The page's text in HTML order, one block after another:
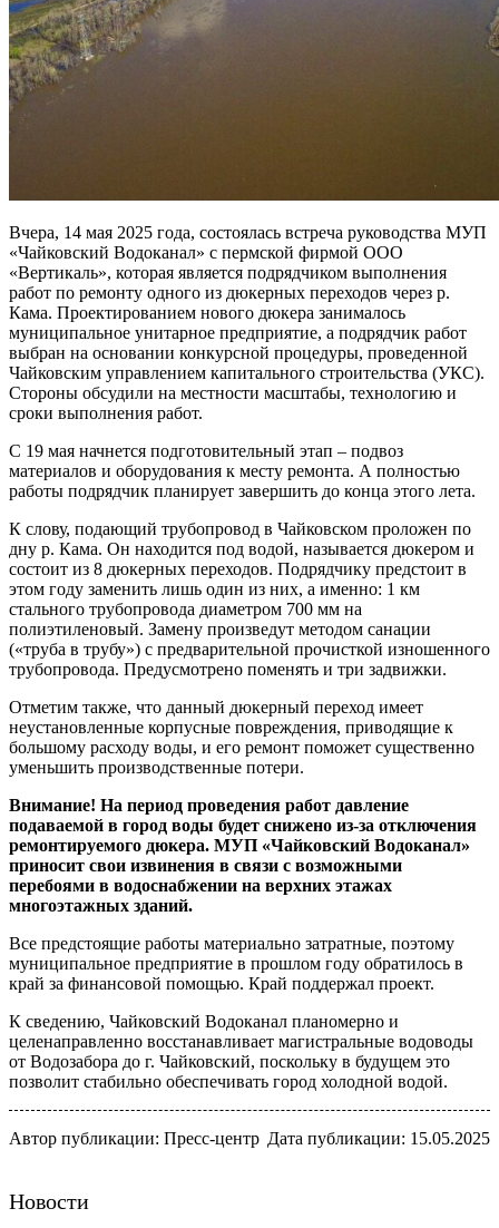
Вчера, 14 мая 2025 года, состоялась встреча руководства МУП
«Чайковский Водоканал» с пермской фирмой ООО
«Вертикаль», которая является подрядчиком выполнения
работ по ремонту одного из дюкерных переходов через р.
Кама. Проектированием нового дюкера занималось
муниципальное унитарное предприятие, а подрядчик работ
выбран на основании конкурсной процедуры, проведенной
Чайковским управлением капитального строительства (УКС).
Стороны обсудили на местности масштабы, технологию и
сроки выполнения работ.
С 19 мая начнется подготовительный этап – подвоз
материалов и оборудования к месту ремонта. А полностью
работы подрядчик планирует завершить до конца этого лета.
К слову, подающий трубопровод в Чайковском проложен по
дну р. Кама. Он находится под водой, называется дюкером и
состоит из 8 дюкерных переходов. Подрядчику предстоит в
этом году заменить лишь один из них, а именно: 1 км
стального трубопровода диаметром 700 мм на
полиэтиленовый. Замену произведут методом санации
(«труба в трубу») с предварительной прочисткой изношенного
трубопровода. Предусмотрено поменять и три задвижки.
Отметим также, что данный дюкерный переход имеет
неустановленные корпусные повреждения, приводящие к
большому расходу воды, и его ремонт поможет существенно
уменьшить производственные потери.
Внимание! На период проведения работ давление
подаваемой в город воды будет снижено из-за отключения
ремонтируемого дюкера. МУП «Чайковский Водоканал»
приносит свои извинения в связи с возможными
перебоями в водоснабжении на верхних этажах
многоэтажных зданий.
Все предстоящие работы материально затратные, поэтому
муниципальное предприятие в прошлом году обратилось в
край за финансовой помощью. Край поддержал проект.
К сведению, Чайковский Водоканал планомерно и
целенаправленно восстанавливает магистральные водоводы
от Водозабора до г. Чайковский, поскольку в будущем это
позволит стабильно обеспечивать город холодной водой.
Автор публикации: Пресс-центр Дата публикации: 15.05.2025
Новости